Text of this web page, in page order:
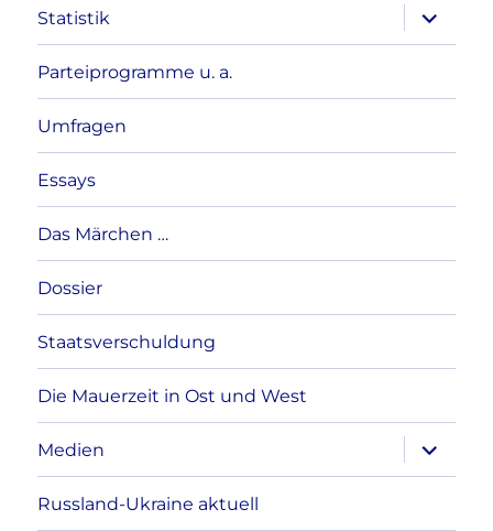
Statistik
anzeigen
Parteiprogramme u. a.
Umfragen
Essays
Das Märchen …
Dossier
Staatsverschuldung
Die Mauerzeit in Ost und West
Medien
anzeigen
Russland-Ukraine aktuell